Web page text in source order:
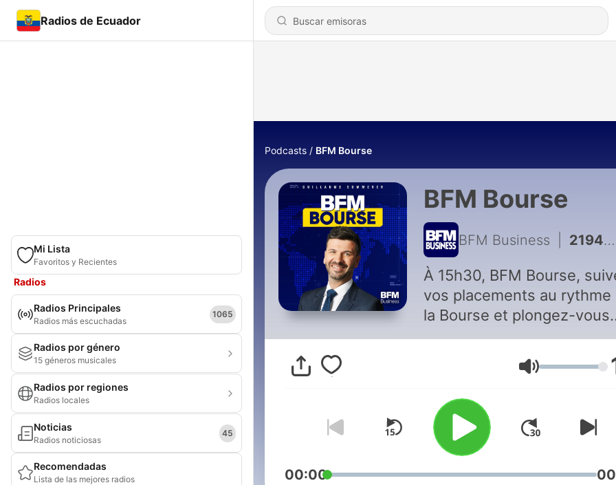
Radios de Ecuador
Mi Lista
Favoritos y Recientes
Radios
Radios Principales
Radios más escuchadas
1065
Radios por género
15 géneros musicales
Radios por regiones
Radios locales
Noticias
Radios noticiosas
45
Recomendadas
Lista de las mejores radios
Podcasts BFM Bourse
BFM Bourse
BFM Business 21945 - On refait la séance : CAC 40, records au milieu des incertitudes - 07/08
À 15h30, BFM Bourse,
vos placements au rythme
la Bourse et plongez-vous
dans l'univers de la finance
avec Guillaume Sommerer.
Analystes, entrepreneurs
pointe du secteur, gérants,
conseillers patrimoniaux …
vont vous aider à
les enjeux et vous aider à
dynamiser votre
Volumen
00:00